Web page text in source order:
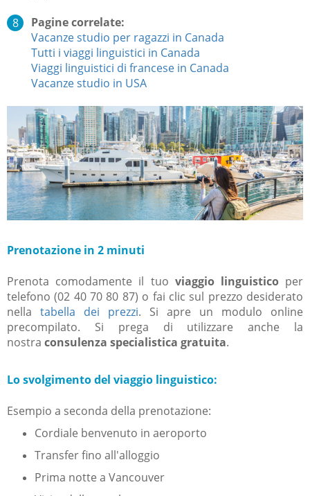
Pagine correlate:
Vacanze studio per ragazzi in Canada
Tutti i viaggi linguistici in Canada
Viaggi linguistici di francese in Canada
Vacanze studio in USA
Prenotazione in 2 minuti
Prenota comodamente il tuo viaggio linguistico per
telefono (02 40 70 80 87) o fai clic sul prezzo desiderato
nella tabella dei prezzi. Si apre un modulo online
precompilato. Si prega di utilizzare anche la
nostra consulenza specialistica gratuita.
Lo svolgimento del viaggio linguistico:
Esempio a seconda della prenotazione:
Cordiale benvenuto in aeroporto
Transfer fino all'alloggio
Prima notte a Vancouver